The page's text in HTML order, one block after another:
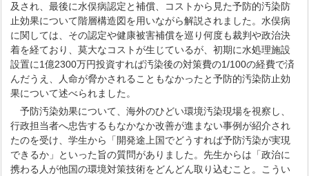
及され、最後に水俣病認定と補償、コストから見た予防的汚染防
止効果について階層構造図を用いながら解説されました。水俣病
に関しては、その認定や健康被害補償を巡り何度も裁判や政治決
着を経ており、莫大なコストが生じているが、初期に水処理施設
設置に1億2300万円投資すれば汚染後の対策費の1/100の経費で済
んだうえ、人命が脅かされることもなかったと予防的汚染防止効
果について述べられました。
予防汚染効果について、海外のひどい環境汚染現場を視察し、
行政担当者へ忠告するもなかなか改善が進まない事例が紹介され
たのを受け、学生から「開発途上国でどうすれば予防汚染が実現
できるか」といった旨の質問がありました。先生からは「政治に
携わる人が他国の環境対策技術をどんどん取り込むこと。こうい